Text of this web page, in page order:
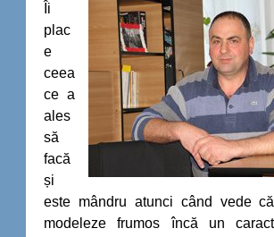
Îi
plac
e
ceea
ce a
ales
să
facă
și
este mândru atunci când vede
modeleze frumos încă un